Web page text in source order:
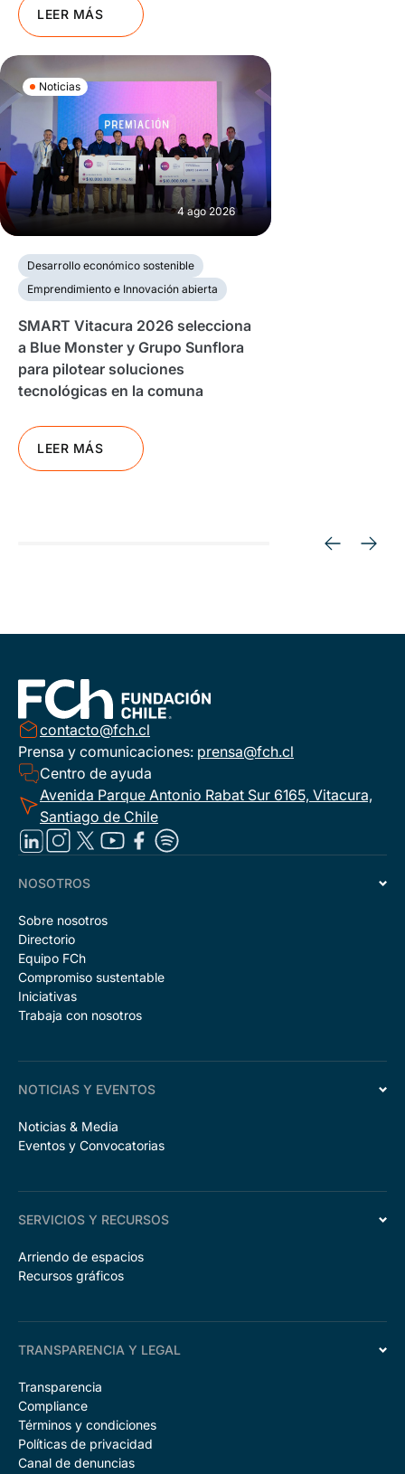
LEER MÁS
Noticias
4 ago 2026
Desarrollo económico sostenible
Emprendimiento e Innovación abierta
SMART Vitacura 2026 selecciona
a Blue Monster y Grupo Sunflora
para pilotear soluciones
tecnológicas en la comuna
LEER MÁS
contacto@fch.cl
Prensa y comunicaciones: prensa@fch.cl
Centro de ayuda
Avenida Parque Antonio Rabat Sur 6165, Vitacura,
Santiago de Chile
NOSOTROS
Sobre nosotros
Directorio
Equipo FCh
Compromiso sustentable
Iniciativas
Trabaja con nosotros
NOTICIAS Y EVENTOS
Noticias & Media
Eventos y Convocatorias
SERVICIOS Y RECURSOS
Arriendo de espacios
Recursos gráficos
TRANSPARENCIA Y LEGAL
Transparencia
Compliance
Términos y condiciones
Políticas de privacidad
Canal de denuncias